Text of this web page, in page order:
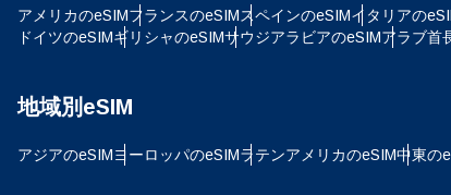
アメリカのeSIMフランスのeSIMスペインのeSIMイタリアの
ドイツのeSIMギリシャのeSIMサウジアラビアのeSIMアラブ首
地域別eSIM
アジアのeSIMヨーロッパのeSIMラテンアメリカのeSIM中東の